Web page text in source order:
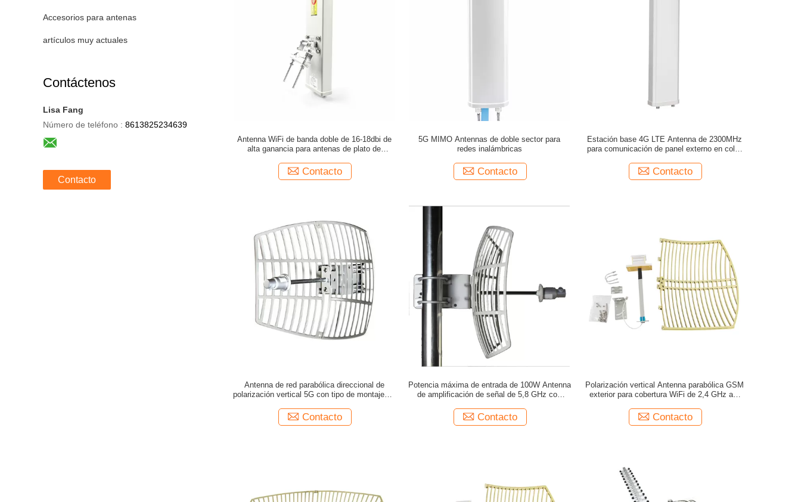
Accesorios para antenas
artículos muy actuales
Contáctenos
Lisa Fang
Número de teléfono : 8613825234639
Contacto
Antenna WiFi de banda doble de 16-18dbi de
alta ganancia para antenas de plato de
Contacto
5G MIMO Antennas de doble sector para
redes inalámbricas
Contacto
Estación base 4G LTE Antenna de 2300MHz
para comunicación de panel externo en color
Contacto
Antenna de red parabólica direccional de
polarización vertical 5G con tipo de montaje en
Contacto
Potencia máxima de entrada de 100W Antenna
de amplificación de señal de 5,8 GHz con
Contacto
Polarización vertical Antenna parabólica GSM
exterior para cobertura WiFi de 2,4 GHz a 5
Contacto